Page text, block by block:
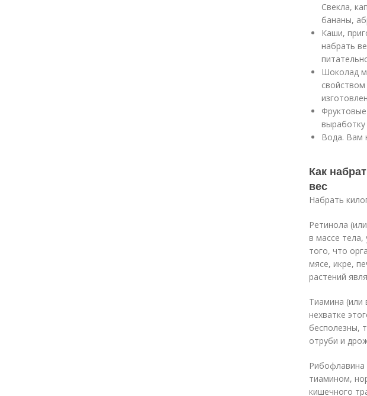
Свекла,
бананы,
Каши,
набрать
Шоколад
выработку
Вода. Вам
Как
вес
Набрать
Ретинола
в массе
того, что
мясе, икре,
растений
Тиамина (или
нехватке
бесполезны,
отруби и
Рибофлавина
тиамином,
кишечного